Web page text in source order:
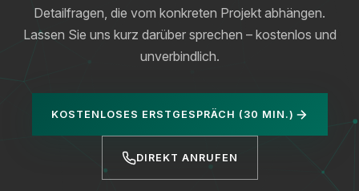
Detailfragen, die vom konkreten Projekt abhängen.
Lassen Sie uns kurz darüber sprechen – kostenlos und
unverbindlich.
KOSTENLOSES ERSTGESPRÄCH (30 MIN.)
DIREKT ANRUFEN